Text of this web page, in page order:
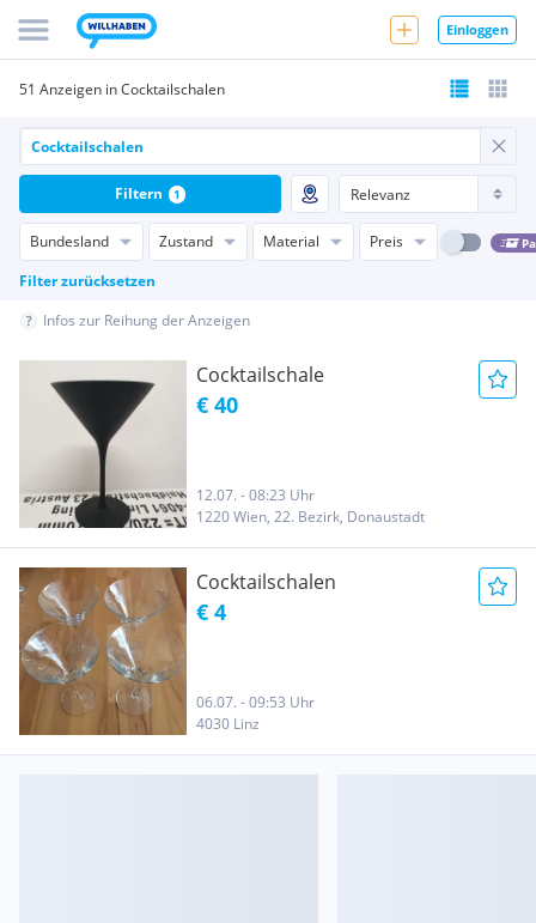
Einloggen
51 Anzeigen in Cocktailschalen
Bundesland Zustand Material Preis
Filter zurücksetzen
Filtern 1
Infos zur Reihung der Anzeigen
Cocktailschale
€ 40
12.07. - 08:23 Uhr
1220 Wien, 22. Bezirk, Donaustadt
Cocktailschalen
€ 4
06.07. - 09:53 Uhr
4030 Linz